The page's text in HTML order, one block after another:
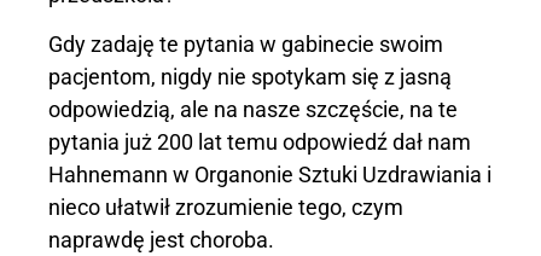
Gdy zadaję te pytania w gabinecie swoim
pacjentom, nigdy nie spotykam się z jasną
odpowiedzią, ale na nasze szczęście, na te
pytania już 200 lat temu odpowiedź dał nam
Hahnemann w Organonie Sztuki Uzdrawiania i
nieco ułatwił zrozumienie tego, czym
naprawdę jest choroba.